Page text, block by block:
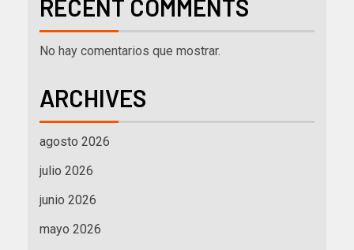
RECENT COMMENTS
No hay comentarios que mostrar.
ARCHIVES
agosto 2026
julio 2026
junio 2026
mayo 2026